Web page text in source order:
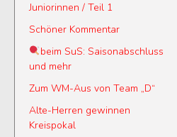
Juniorinnen / Teil 1
Schöner Kommentar
beim SuS: Saisonabschluss
und mehr
Zum WM-Aus von Team „D“
Alte-Herren gewinnen
Kreispokal